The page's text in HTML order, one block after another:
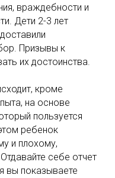
враждебности и
Дети 2-3 лет
Призывы к
их достоинства.
кроме
на основе
пользуется
ребенок
и плохому,
себе отчет
вы показываете